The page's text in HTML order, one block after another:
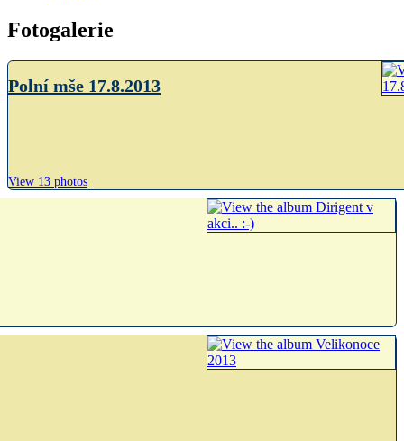
Fotogalerie
Polní mše 17.8.2013
View 13 photos